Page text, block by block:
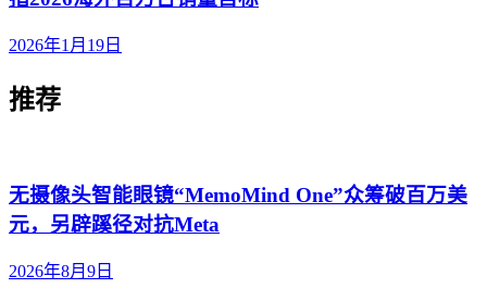
2026年1月19日
推荐
无摄像头智能眼镜“MemoMind One”众筹破百万美
元，另辟蹊径对抗Meta
2026年8月9日